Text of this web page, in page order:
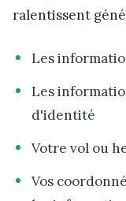
ralentissent
Les
Les
d'identité
Votre vol ou
Vos